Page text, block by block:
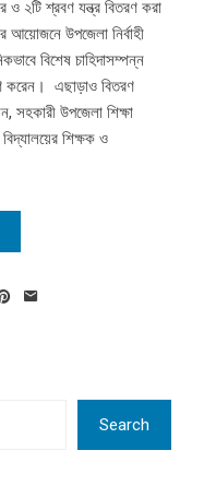
ও ২টি শ্রবণ যন্ত্র বিতরণ করা
উপজেলা নির্বাহী
বিশেষ চাহিদাসম্পন্ন
করেন। এছাড়াও বিতরণ
সহকারী উপজেলা শিক্ষা
শিক্ষক ও
Search